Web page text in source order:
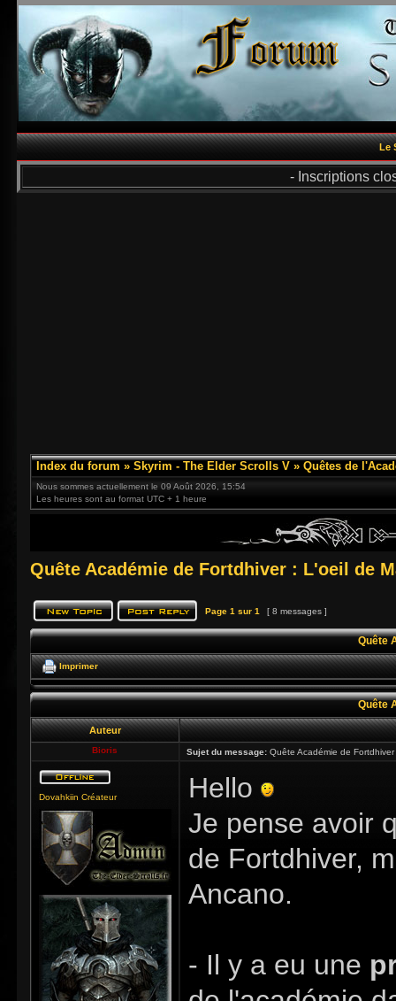
Le
- Inscriptions
Index du forum » Skyrim - The Elder Scrolls V » Quêtes de
Nous sommes actuellement le 09 Août 2026, 15:54
Les heures sont au format UTC + 1 heure
Quête Académie de Fortdhiver : L'oeil de
Page 1 sur 1 [ 8 messages ]
Quête
Imprimer
Quête
Auteur
Bioris Sujet du message: Quête Académie de
Dovahkiin Créateur
Hello
Je pense avoir
de Fortdhiver,
Ancano.
- Il y a eu une